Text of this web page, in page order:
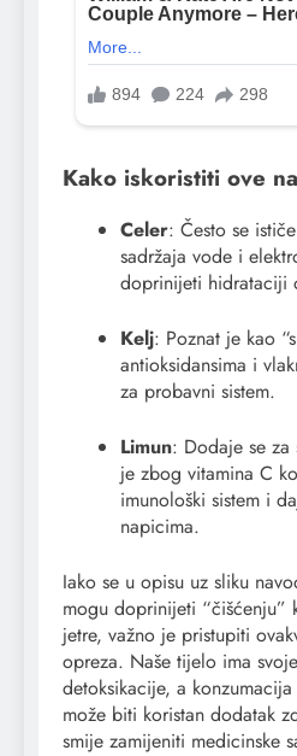
Kako iskoristiti ove
Celer: Često se
sadržaja vode i
doprinijeti hidrataciji
Kelj: Poznat je kao
antioksidansima i
za probavni sistem.
Limun: Dodaje se
je zbog vitamina C
imunološki sistem i
napicima.
Iako se u opisu uz sliku
mogu doprinijeti “čišćenju”
jetre, važno je pristupiti
opreza. Naše tijelo ima
detoksikacije, a
može biti koristan dodatak
smije zamijeniti medicinske